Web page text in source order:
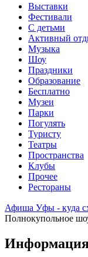
Выставки
Фестивали
С детьми
Активный
Музыка
Шоу
Праздники
Образование
Бесплатно
Музеи
Парки
Погулять
Туристу
Театры
Пространства
Клубы
Прочее
Рестораны
Афиша Уфы - куда
Полнокупольное